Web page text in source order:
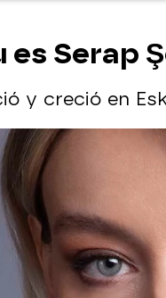
Serap
y creció en